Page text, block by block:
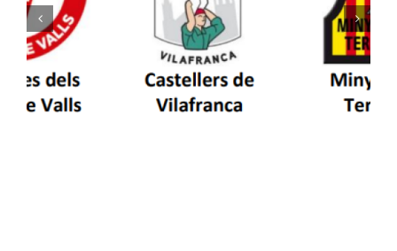
Els Castellers de Vilafranca unieixen tradició i
patrimoni en un viatge de colla a la Vall
d’Aran i a la Vall de Boí